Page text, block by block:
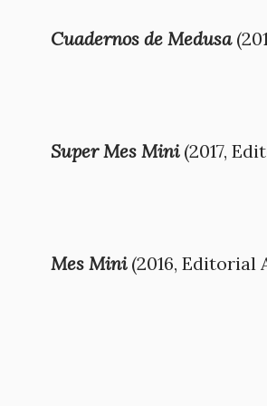
Cuadernos de Medusa
Super Mes Mini(2017,
Mes Mini(2016, Editorial